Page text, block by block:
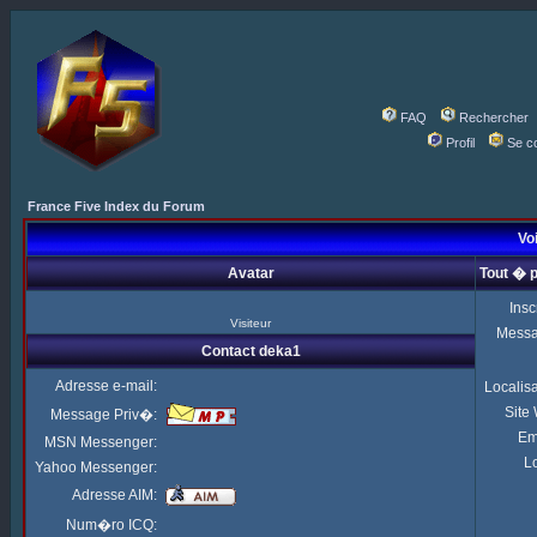
FAQ
Rechercher
Profil
Se
France Five Index du Forum
Avatar Tout �
Visiteur
Site
Contact deka1
Adresse e-mail:
Message Priv�:
MSN Messenger:
Yahoo Messenger:
Adresse AIM:
Num�ro ICQ: